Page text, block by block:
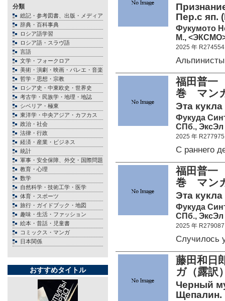
分類
総記・参考図書、出版・メディア
辞典・百科事典
ロシア語学習
ロシア語・スラヴ語
言語
文学・フォークロア
美術・演劇・映画・バレエ・音楽
哲学・思想・宗教
ロシア史・中東欧史・世界史
考古学・民族学・地理・地誌
シベリア・極東
東洋学・中央アジア・カフカス
政治・社会
法律・行政
経済・産業・ビジネス
統計
軍事・安全保障、外交・国際問題
教育・心理
数学
自然科学・技術工学・医学
体育・スポーツ
旅行・ガイドブック・地図
趣味・生活・ファッション
絵本・昔話・児童書
コミックス・マンガ
日本関係
おすすめタイトル
Пер.с яп.
Фукумото
М.,
2025 年 R274554
福田普一
巻 マン
Эта
Фукуда
СПб., ЭксЭл
2025 年 R277975
С раннего
福田普一
巻 マン
Эта
Фукуда
СПб., ЭксЭл
2025 年 R279087
Случилось
藤田和
ガ（露訳
Черный
Щепалин.